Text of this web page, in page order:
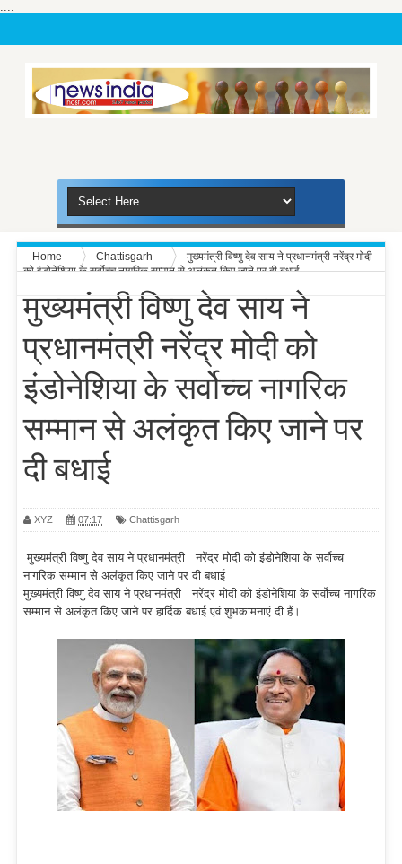
....
Home Chattisgarh
मुख्यमंत्री विष्णु देव साय ने प्रधानमंत्री नरेंद्र मोदी
को इंडोनेशिया के सर्वोच्च नागरिक सम्मान से अलंकृत किए जाने पर दी बधाई
मुख्यमंत्री विष्णु देव साय ने
प्रधानमंत्री नरेंद्र मोदी को
इंडोनेशिया के सर्वोच्च नागरिक
सम्मान से अलंकृत किए जाने पर
दी बधाई
XYZ 07:17 Chattisgarh
मुख्यमंत्री विष्णु देव साय ने प्रधानमंत्री नरेंद्र मोदी को इंडोनेशिया के सर्वोच्च
नागरिक सम्मान से अलंकृत किए जाने पर दी बधाई
मुख्यमंत्री विष्णु देव साय ने प्रधानमंत्री नरेंद्र मोदी को इंडोनेशिया के सर्वोच्च नागरिक
सम्मान से अलंकृत किए जाने पर हार्दिक बधाई एवं शुभकामनाएं दी हैं।